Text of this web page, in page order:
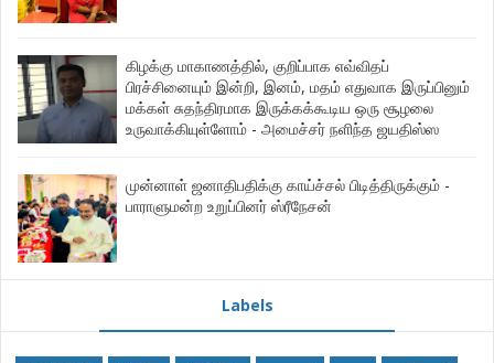
கிழக்கு மாகாணத்தில், குறிப்பாக எவ்விதப்
பிரச்சினையும் இன்றி, இனம், மதம் எதுவாக இருப்பினும்
மக்கள் சுதந்திரமாக இருக்கக்கூடிய ஒரு சூழலை
உருவாக்கியுள்ளோம் - அமைச்சர் நளிந்த ஜயதிஸ்ஸ
முன்னாள் ஜனாதிபதிக்கு காய்ச்சல் பிடித்திருக்கும் -
பாராளுமன்ற உறுப்பினர் ஸ்ரீநேசன்
Labels